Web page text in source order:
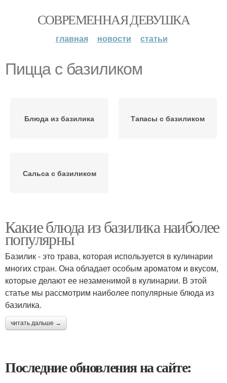
СОВРЕМЕННАЯ ДЕВУШКА
главная новости статьи
Пицца с базиликом
Блюда из базилика Тапасы с базиликом
Сальса с базиликом
Какие блюда из базилика наиболее
популярны
Базилик - это трава, которая используется в кулинарии
многих стран. Она обладает особым ароматом и вкусом,
которые делают ее незаменимой в кулинарии. В этой
статье мы рассмотрим наиболее популярные блюда из
базилика.
читать дальше →
Последние обновления на сайте: